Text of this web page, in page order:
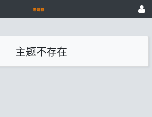
主题不存在